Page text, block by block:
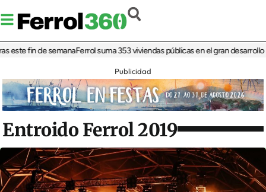
fin de semanaFerrol suma 353 viviendas públicas en el gran desarrollo
Publicidad
Entroido Ferrol 2019